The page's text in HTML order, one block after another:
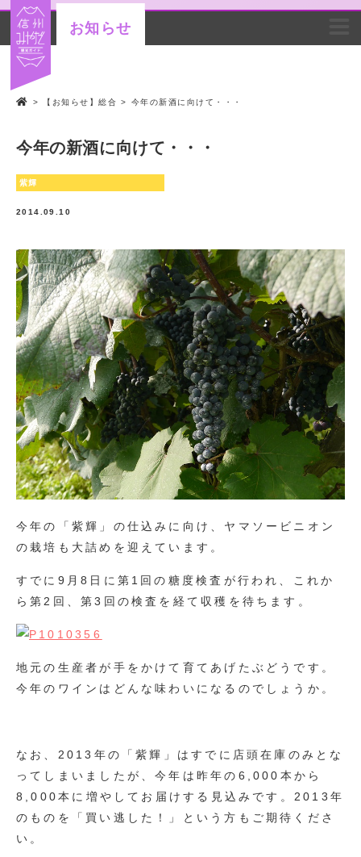
お知らせ
> 【お知らせ】総合 > 今年の新酒に向けて・・・
今年の新酒に向けて・・・
紫輝
2014.09.10
今年の「紫輝」の仕込みに向け、ヤマソービニオン
の栽培も大詰めを迎えています。
すでに9月8日に第1回の糖度検査が行われ、これか
ら第2回、第3回の検査を経て収穫を待ちます。
地元の生産者が手をかけて育てあげたぶどうです。
今年のワインはどんな味わいになるのでしょうか。
なお、2013年の「紫輝」はすでに店頭在庫のみとな
ってしまいましたが、今年は昨年の6,000本から
8,000本に増やしてお届けする見込みです。2013年
のものを「買い逃した！」という方もご期待くださ
い。